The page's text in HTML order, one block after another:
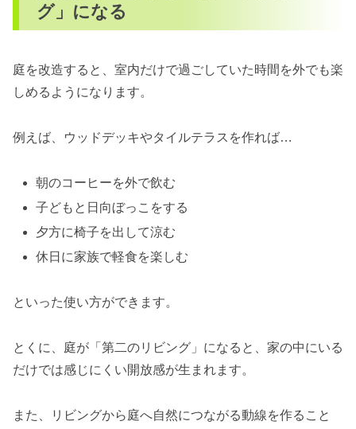
グ」になる
庭を改造すると、室内だけで過ごしていた時間を外でも楽
しめるようになります。
例えば、ウッドデッキやタイルテラスを作れば…
朝のコーヒーを外で飲む
子どもと日向ぼっこをする
夕方に椅子を出して涼む
休日に家族で軽食を楽しむ
といった使い方ができます。
とくに、庭が「第二のリビング」になると、家の中にいる
だけでは感じにくい開放感が生まれます。
また、リビングから庭へ自然につながる動線を作ること